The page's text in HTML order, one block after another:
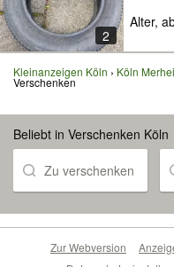
2
Alter,
Kleinanzeigen Köln Köln
Verschenken
Beliebt in Verschenken Köln
Zu verschenken
Zur Webversion